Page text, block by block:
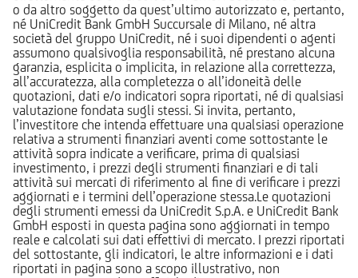
o da altro soggetto da quest’ultimo autorizzato e, pertanto,
né UniCredit Bank GmbH Succursale di Milano, né altra
società del gruppo UniCredit, né i suoi dipendenti o agenti
assumono qualsivoglia responsabilità, né prestano alcuna
garanzia, esplicita o implicita, in relazione alla correttezza,
all’accuratezza, alla completezza o all’idoneità delle
quotazioni, dati e/o indicatori sopra riportati, né di qualsiasi
valutazione fondata sugli stessi. Si invita, pertanto,
l’investitore che intenda effettuare una qualsiasi operazione
relativa a strumenti finanziari aventi come sottostante le
attività sopra indicate a verificare, prima di qualsiasi
investimento, i prezzi degli strumenti finanziari e di tali
attività sui mercati di riferimento al fine di verificare i prezzi
aggiornati e i termini dell’operazione stessa.Le quotazioni
degli strumenti emessi da UniCredit S.p.A. e UniCredit Bank
GmbH esposti in questa pagina sono aggiornati in tempo
reale e calcolati sui dati effettivi di mercato. I prezzi riportati
del sottostante, gli indicatori, le altre informazioni e i dati
riportati in pagina sono a scopo illustrativo, non